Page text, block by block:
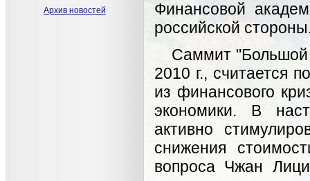
Архив новостей
Финансовой
российской
Саммит "Большой
2010 г., считается
из финансового
экономики. В
активно
снижения
вопроса Чжан